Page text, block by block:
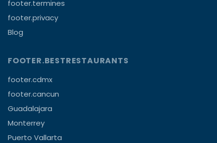
footer.termines
footer.privacy
Blog
FOOTER.BESTRESTAURANTS
footer.cdmx
footer.cancun
Guadalajara
Monterrey
Puerto Vallarta